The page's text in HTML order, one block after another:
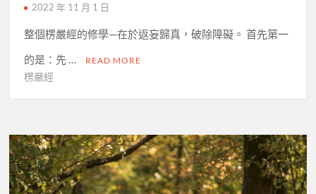
2022 年 11 月 1 日
整個楞嚴經的修學—在於返妄歸真，破除障礙。 首先第一
的是：先 …
READ MORE
楞嚴經